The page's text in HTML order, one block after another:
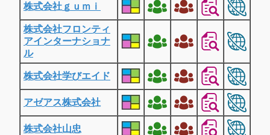
株式会社ｇｕｍｉ
株式会社フロンティ
アインターナショナ
ル
株式会社学びエイド
アゼアス株式会社
株式会社山忠